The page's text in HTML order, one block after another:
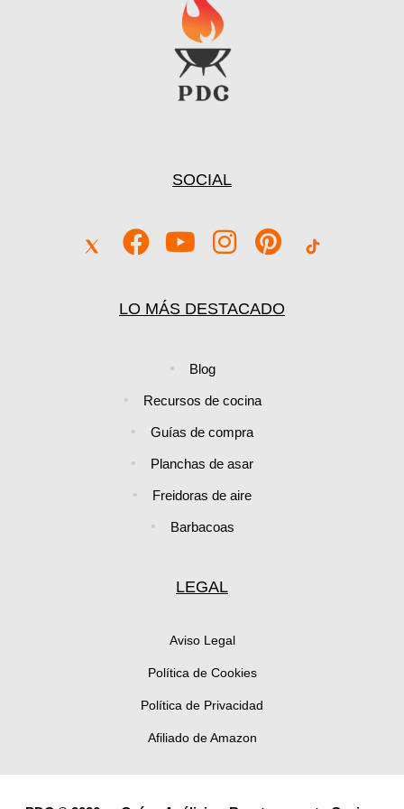
Ver Precio y Ofertas
SOCIAL
LO MÁS DESTACADO
Blog
Recursos de cocina
Guías de compra
Planchas de asar
Freidoras de aire
Barbacoas
LEGAL
Aviso Legal
Política de Cookies
Política de Privacidad
Afiliado de Amazon